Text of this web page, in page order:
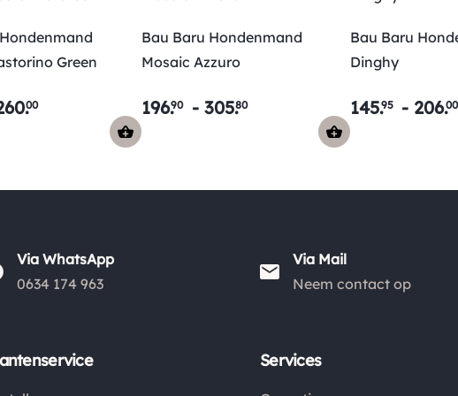
Green
.00
Bau Baru Hondenmand
Mosaic Azzuro
196.90 - 305.80
Bau Baru
Dinghy
145.95 - 206.00
Via WhatsApp
0634 174 963
Via Mail
Neem contact op
Services